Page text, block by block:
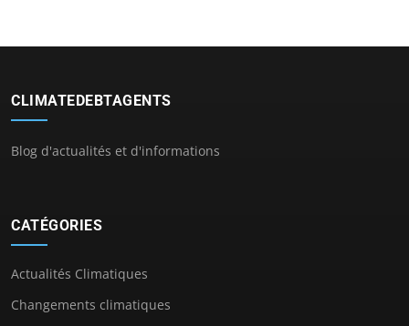
CLIMATEDEBTAGENTS
Blog d'actualités et d'informations
CATÉGORIES
Actualités Climatiques
Changements climatiques